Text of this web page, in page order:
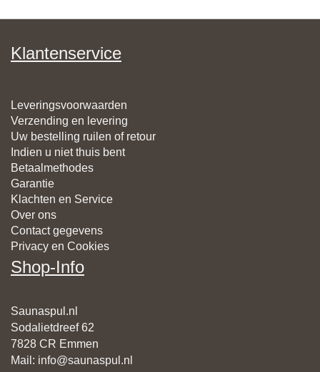
Klantenservice
Leveringsvoorwaarden
Verzending en levering
Uw bestelling ruilen of retour
Indien u niet thuis bent
Betaalmethodes
Garantie
Klachten en Service
Over ons
Contact gegevens
Privacy en Cookies
Shop-Info
Saunaspul.nl
Sodalietdreef 62
7828 CR Emmen
Mail : info@saunaspul.nl